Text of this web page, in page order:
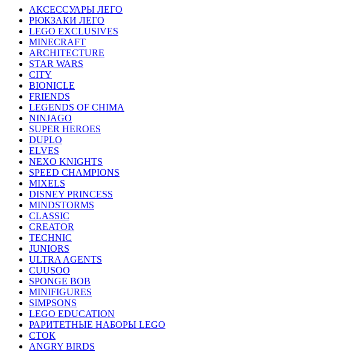
АКСЕССУАРЫ ЛЕГО
РЮКЗАКИ ЛЕГО
LEGO EXCLUSIVES
MINECRAFT
ARCHITECTURE
STAR WARS
CITY
BIONICLE
FRIENDS
LEGENDS OF CHIMA
NINJAGO
SUPER HEROES
DUPLO
ELVES
NEXO KNIGHTS
SPEED CHAMPIONS
MIXELS
DISNEY PRINCESS
MINDSTORMS
CLASSIC
CREATOR
TECHNIC
JUNIORS
ULTRA AGENTS
CUUSOO
SPONGE BOB
MINIFIGURES
SIMPSONS
LEGO EDUCATION
РАРИТЕТНЫЕ НАБОРЫ LEGO
СТОК
ANGRY BIRDS